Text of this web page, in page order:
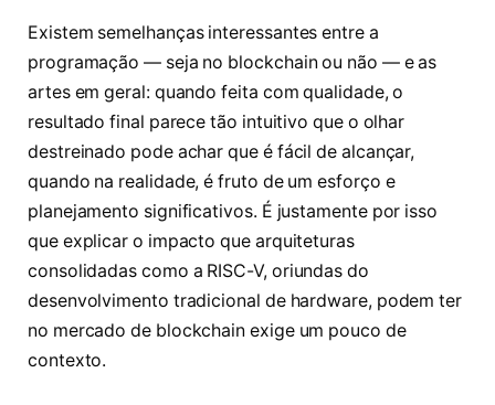
Existem semelhanças interessantes entre a
programação — seja no blockchain ou não — e as
artes em geral: quando feita com qualidade, o
resultado final parece tão intuitivo que o olhar
destreinado pode achar que é fácil de alcançar,
quando na realidade, é fruto de um esforço e
planejamento significativos. É justamente por isso
que explicar o impacto que arquiteturas
consolidadas como a RISC-V, oriundas do
desenvolvimento tradicional de hardware, podem ter
no mercado de blockchain exige um pouco de
contexto.